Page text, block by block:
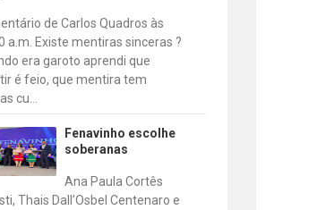
de Carlos Quadros às
a.m. Existe mentiras sinceras ?
era garoto aprendi que
é feio, que mentira tem
cu...
Fenavinho escolhe
soberanas
Ana Paula Cortês
Thais Dall’Osbel Centenaro e